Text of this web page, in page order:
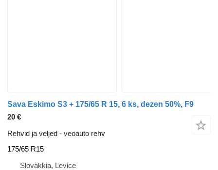
Sava Eskimo S3 + 175/65 R 15, 6 ks, dezen 50%, F9
20 €
Rehvid ja veljed - veoauto rehv
175/65 R15
Slovakkia, Levice